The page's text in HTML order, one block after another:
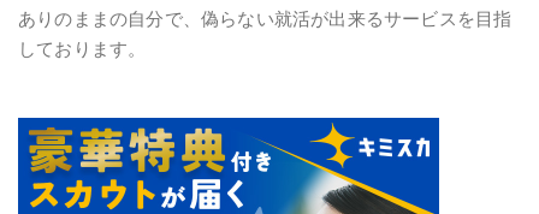
ありのままの自分で、偽らない就活が出来るサービスを目指
しております。